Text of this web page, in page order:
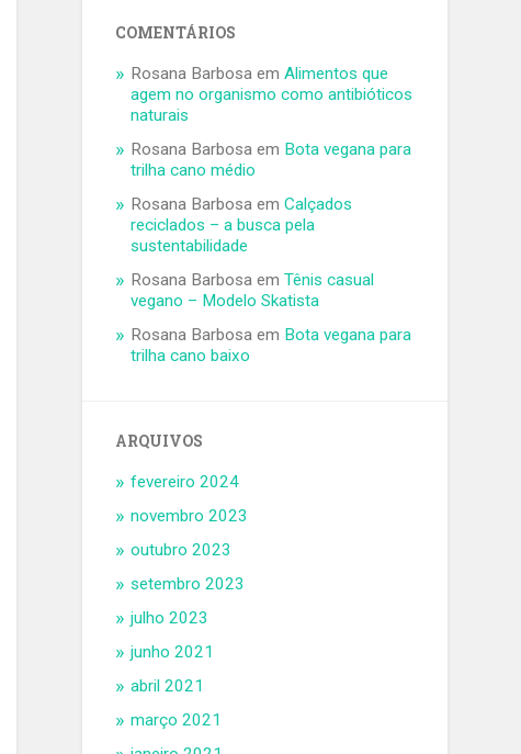
COMENTÁRIOS
Rosana Barbosa emAlimentos que
agem no organismo como antibióticos
naturais
Rosana Barbosa em Bota vegana para
trilha cano médio
Rosana Barbosa emCalçados
reciclados – a busca pela
sustentabilidade
Rosana Barbosa emTênis casual
vegano – Modelo Skatista
Rosana Barbosa em Bota vegana para
trilha cano baixo
ARQUIVOS
fevereiro 2024
novembro 2023
outubro 2023
setembro 2023
julho 2023
junho 2021
abril 2021
março 2021